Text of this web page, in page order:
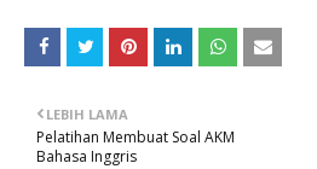
LEBIH LAMA
Pelatihan Membuat Soal AKM
Bahasa Inggris